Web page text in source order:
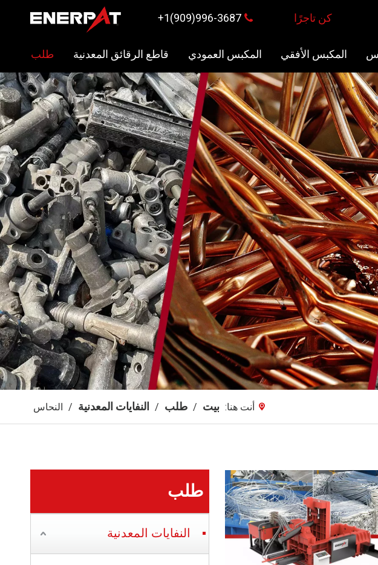

996-3687(909)1+ كن تاجرًا
المكبس الأفقي المكبس العمودي قاطع الرقائق المعدنية طلب
أنت هنا: بيت / طلب / النفايات المعدنية / النحاس
طلب
النفايات المعدنية